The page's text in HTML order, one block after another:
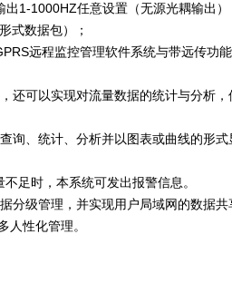
1-1000HZ任意设置（无源光耦输出）
式数据包）；
远程监控管理软件系统与带远传功
还可以实现对流量数据的统计与分析
询、统计、分析并以图表或曲线的形
足时，本系统可发出报警信息。
分级管理，并实现用户局域网的数据共
人性化管理。